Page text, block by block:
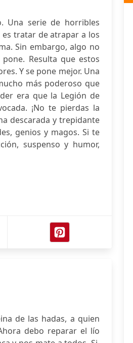
Una serie de horribles
es tratar de atrapar a los
Sin embargo, algo no
Resulta que estos
Y se pone mejor. Una
más poderoso que
era que la Legión de
¡No te pierdas la
descarada y trepidante
genios y magos. Si te
suspenso y humor,
de las hadas, a quien
debo reparar el lío